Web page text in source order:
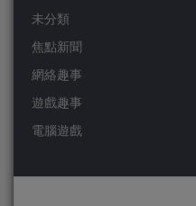
未分類
焦點新聞
網絡趣事
遊戲趣事
電腦遊戲